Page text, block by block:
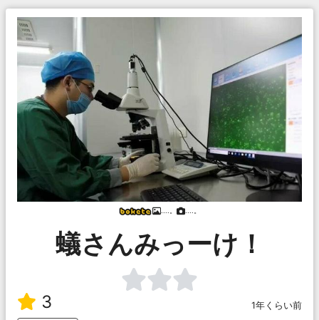
蟻さんみっーけ！
3
1年くらい前